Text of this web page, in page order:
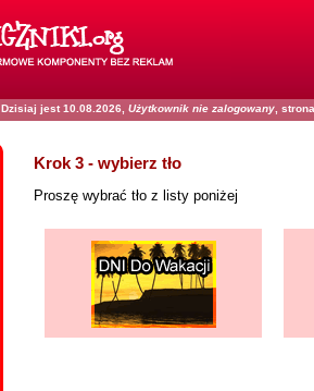
Dzisiaj jest 10.08.2026, Użytkownik nie zalogowany ,
Krok 3 - wybierz tło
Proszę wybrać tło z listy poniżej